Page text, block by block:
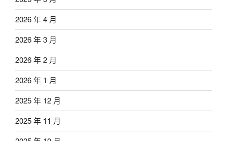
2026 年 4 月
2026 年 3 月
2026 年 2 月
2026 年 1 月
2025 年 12 月
2025 年 11 月